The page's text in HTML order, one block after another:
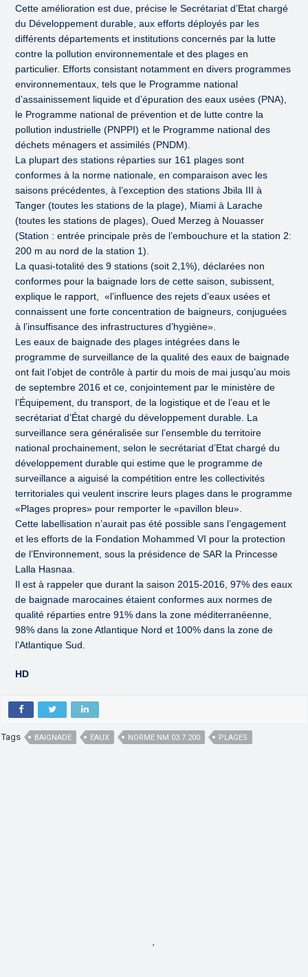
Cette amélioration est due, précise le Secrétariat d’Etat chargé
du Développement durable, aux efforts déployés par les
différents départements et institutions concernés par la lutte
contre la pollution environnementale et des plages en
particulier. Efforts consistant notamment en divers programmes
environnementaux, tels que le Programme national
d’assainissement liquide et d’épuration des eaux usées (PNA),
le Programme national de prévention et de lutte contre la
pollution industrielle (PNPPI) et le Programme national des
déchets ménagers et assimilés (PNDM).
La plupart des stations réparties sur 161 plages sont
conformes à la norme nationale, en comparaison avec les
saisons précédentes, à l’exception des stations Jbila III à
Tanger (toutes les stations de la plage), Miami à Larache
(toutes les stations de plages), Oued Merzeg à Nouasser
(Station : entrée principale près de l’embouchure et la station 2:
200 m au nord de la station 1).
La quasi-totalité des 9 stations (soit 2,1%), déclarées non
conformes pour la baignade lors de cette saison, subissent,
explique le rapport, «l’influence des rejets d’eaux usées et
connaissent une forte concentration de baigneurs, conjuguées
à l’insuffisance des infrastructures d’hygiène».
Les eaux de baignade des plages intégrées dans le
programme de surveillance de la qualité des eaux de baignade
ont fait l’objet de contrôle à partir du mois de mai jusqu’au mois
de septembre 2016 et ce, conjointement par le ministère de
l’Équipement, du transport, de la logistique et de l’eau et le
secrétariat d’État chargé du développement durable. La
surveillance sera généralisée sur l’ensemble du territoire
national prochainement, selon le secrétariat d’Etat chargé du
développement durable qui estime que le programme de
surveillance a aiguisé la compétition entre les collectivités
territoriales qui veulent inscrire leurs plages dans le programme
«Plages propres» pour remporter le «pavillon bleu».
Cette labellisation n’aurait pas été possible sans l’engagement
et les efforts de la Fondation Mohammed VI pour la protection
de l’Environnement, sous la présidence de SAR la Princesse
Lalla Hasnaa.
Il est à rappeler que durant la saison 2015-2016, 97% des eaux
de baignade marocaines étaient conformes aux normes de
qualité réparties entre 91% dans la zone méditerranéenne,
98% dans la zone Atlantique Nord et 100% dans la zone de
l’Atlantique Sud.
HD
Tags BAIGNADE EAUX NORME NM 03.7.200 PLAGES
,